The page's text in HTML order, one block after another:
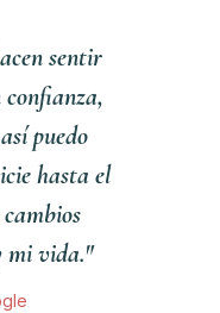
sentir
confianza,
puedo
hasta el
mi vida."